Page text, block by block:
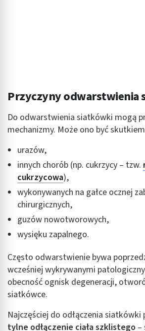
Przyczyny odwarstwienia
Do odwarstwienia siatkówki mogą
mechanizmy. Może ono być
urazów,
innych chorób (np. cukrzycy – tzw.
cukrzycowa),
wykonywanych na gałce ocznej
chirurgicznych,
guzów nowotworowych,
wysięku zapalnego.
Często odwarstwienie bywa
wcześniej wykrywanymi
obecność ognisk degeneracji,
siatkówce.
Najczęściej do odłączenia
tylne odłączenie ciała szklistego –